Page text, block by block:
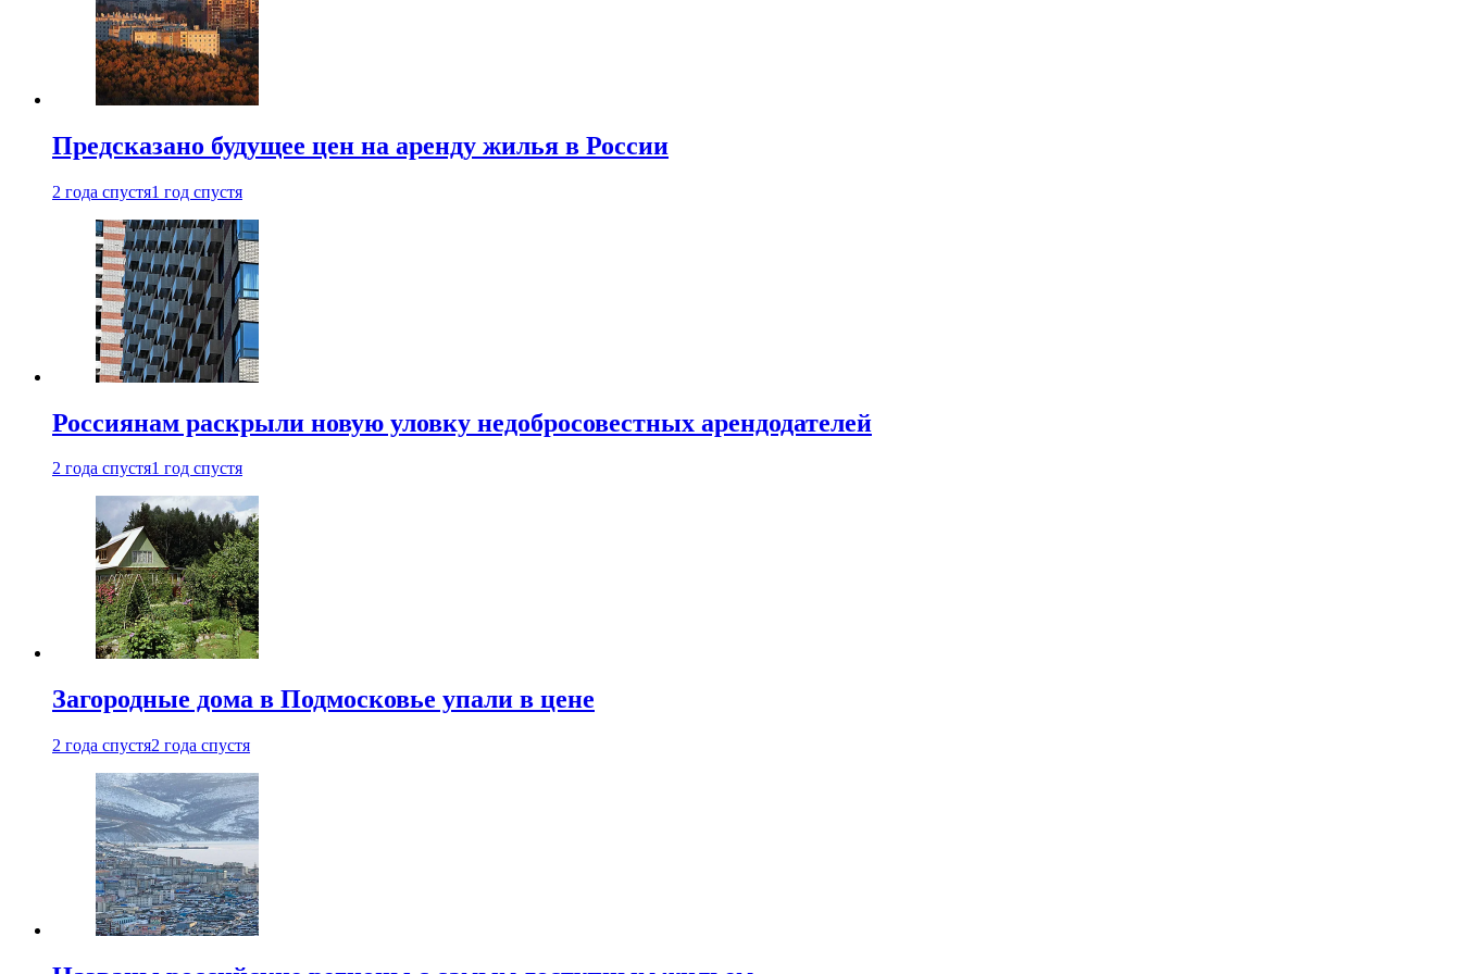
Предсказано будущее цен на аренду жилья в России
2 года спустя1 год спустя
Россиянам раскрыли новую уловку недобросовестных арендодателей
2 года спустя1 год спустя
Загородные дома в Подмосковье упали в цене
2 года спустя2 года спустя